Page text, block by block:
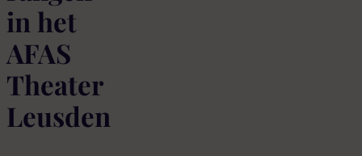
in het
AFAS
Theater
Leusden